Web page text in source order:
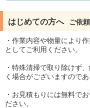
はじめての方へ ご依
・作業内容や物量により
としてご利用ください。
・特殊清掃で取り除けず
く場合がございますので
・お見積もりには無料で
ださい。